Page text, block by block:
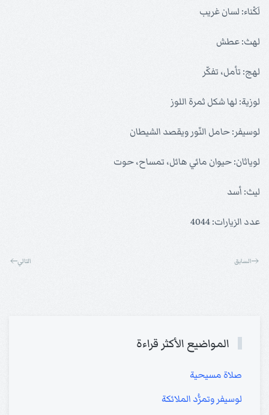
لَكْناء: لسان غريب
لهث: عطش
لهج: تأمل، تفكّر
لوزية: لها شكل ثمرة اللوز
لوسيفر: حامل النّور ويقصد الشيطان
لوياثان: حيوان مائي هائل، تمساح، حوت
ليث: أسد
عدد الزيارات: 4044
السابق التالي
المواضيع الأكثر قراءة
صلاة مسيحية
لوسيفر وتمرُّد الملائكة